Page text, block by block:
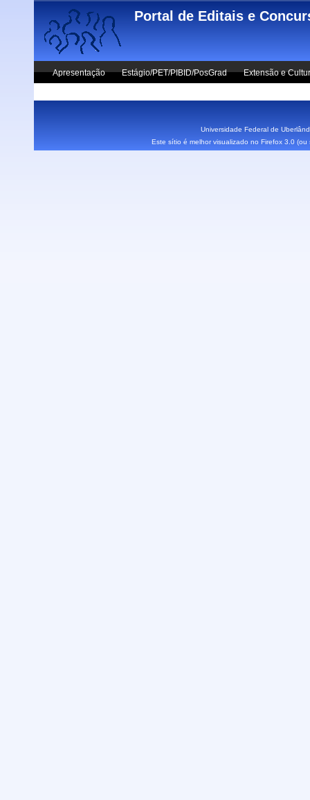
Skip to main content
Portal de Editais e
Apresentação Estágio/PET/PIBID/PosGrad Extensão e
Universidade Federal de
Este sítio é melhor visualizado no Firefox 3.0